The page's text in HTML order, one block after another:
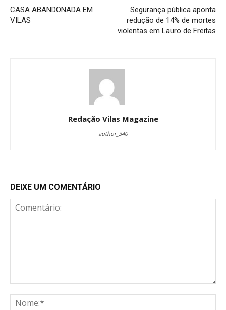
CASA ABANDONADA EM
VILAS
Segurança pública aponta
redução de 14% de mortes
violentas em Lauro de Freitas
Redação Vilas Magazine
author_340
DEIXE UM COMENTÁRIO